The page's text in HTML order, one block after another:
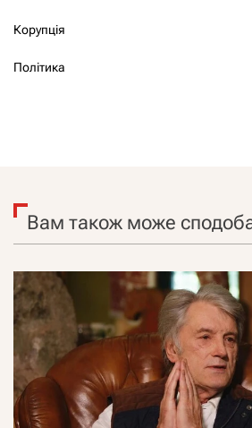
Корупція
Політика
Вам також може